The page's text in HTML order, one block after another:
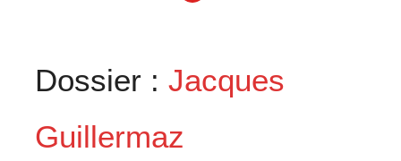
Dossier : Jacques
Guillermaz